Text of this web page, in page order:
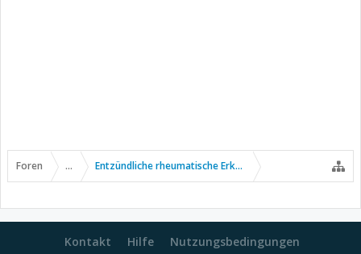
Foren ... Entzündliche rheumatische Erkrankungen
Kontakt Hilfe Nutzungsbedingungen